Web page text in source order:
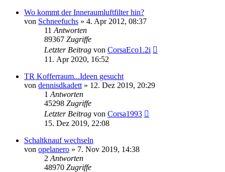
Wo kommt der Inneraumluftfilter hin?
von Schneefuchs » 4. Apr 2012, 08:37
11 Antworten
89367 Zugriffe
Letzter Beitrag von CorsaEco1.2i
11. Apr 2020, 16:52
TR Kofferraum...Ideen gesucht
von dennisdkadett » 12. Dez 2019, 20:29
1 Antworten
45298 Zugriffe
Letzter Beitrag von Corsa1993
15. Dez 2019, 22:08
Schaltknauf wechseln
von opelanero » 7. Nov 2019, 14:38
2 Antworten
48970 Zugriffe